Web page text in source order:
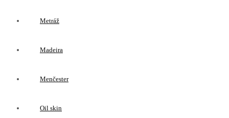
Metráž
Madeira
Menčester
Oil skin